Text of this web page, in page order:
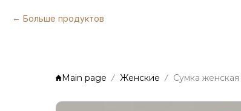
Больше продуктов
Main page Женские Сумка женская